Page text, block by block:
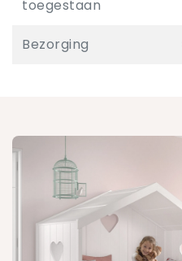
toegestaan
Bezorging